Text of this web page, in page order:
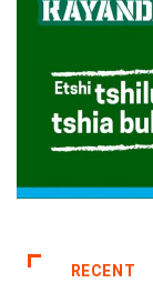
RECENT